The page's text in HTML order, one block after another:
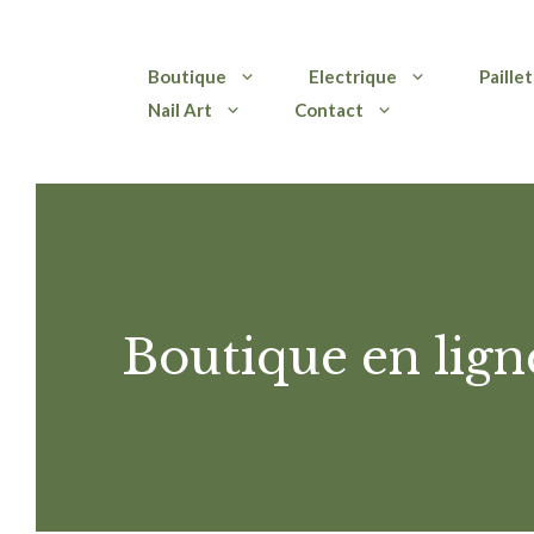
Boutique Electrique
Nail Art
Contact
Boutique en